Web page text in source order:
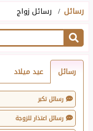
رسائل رسائل زواج
رسائل عيد ميلاد
رسائل تكبر
رسائل اعتذار للزوجة